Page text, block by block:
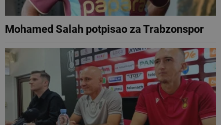
Mohamed Salah potpisao za Trabzonspor